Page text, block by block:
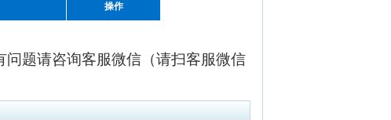
操作
题请咨询客服微信（请扫客服微信